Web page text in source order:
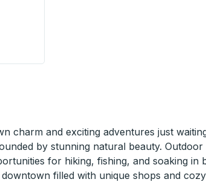
charm and exciting adventures just
by stunning natural beauty.
for hiking, fishing, and soaking in
filled with unique shops and